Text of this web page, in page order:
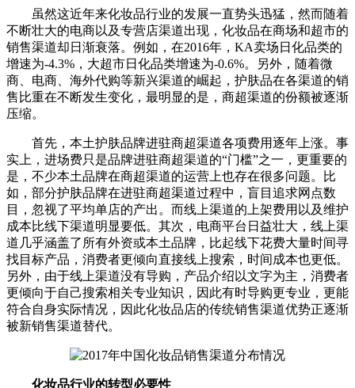
虽然这近年来化妆品行业的发展一直势头迅猛，然而随着
不断壮大的电商以及专营店渠道出现，化妆品在商场和超市的
销售渠道却日渐衰落。例如，在2016年，KA卖场日化品类的
增速为-4.3%，大超市日化品类增速为-0.6%。另外，随着微
商、电商、海外代购等新兴渠道的崛起，护肤品在各渠道的销
售比重在不断发生变化，最明显的是，商超渠道的份额被逐渐
压缩。
首先，本土护肤品牌进驻商超渠道各项费用逐年上涨。事
实上，进场费只是品牌进驻商超渠道的“门槛”之一，更重要的
是，不少本土品牌在商超渠道的运营上也存在很多问题。比
如，部分护肤品牌在进驻商超渠道过程中，盲目追求网点数
目，忽视了平均单店的产出。而线上渠道的上架费用以及维护
成本比线下渠道明显要低。其次，电商平台日益壮大，线上渠
道几乎涵盖了所有外资或本土品牌，比起线下花费大量时间寻
找目标产品，消费者更倾向直接线上搜索，时间成本也更低。
另外，由于线上渠道没有导购，产品介绍以文字为主，消费者
更倾向于自己搜索相关专业知识，因此有时导购更专业，更能
符合自身实际情况，因此化妆品店的传统销售渠道优势正逐渐
被新销售渠道替代。
化妆品行业的转型必要性